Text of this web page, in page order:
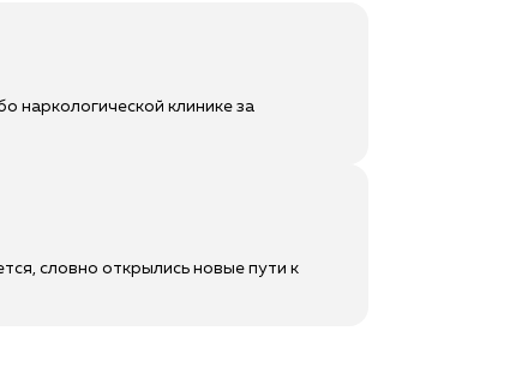
наркологической клинике за
словно открылись новые пути к